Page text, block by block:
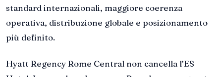
standard internazionali, maggiore coerenza
operativa, distribuzione globale e posizionamento
più definito.
Hyatt Regency Rome Central non cancella l’ES